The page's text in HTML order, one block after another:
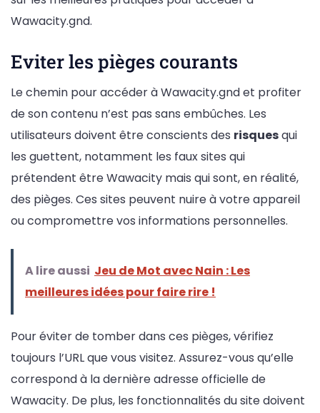
Wawacity.gnd.
Eviter les pièges courants
Le chemin pour accéder à Wawacity.gnd et profiter
de son contenu n’est pas sans embûches. Les
utilisateurs doivent être conscients des risquesqui
les guettent, notamment les faux sites qui
prétendent être Wawacity mais qui sont, en réalité,
des pièges. Ces sites peuvent nuire à votre appareil
ou compromettre vos informations personnelles.
A lire aussi Jeu de Mot avec Nain : Les
meilleures idées pour faire rire !
Pour éviter de tomber dans ces pièges, vérifiez
toujours l’URL que vous visitez. Assurez-vous qu’elle
correspond à la dernière adresse officielle de
Wawacity. De plus, les fonctionnalités du site doivent